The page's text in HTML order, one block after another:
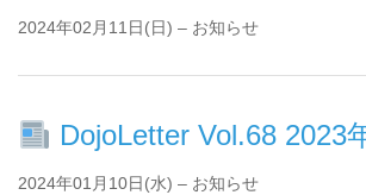
2024年02月11日(日) – お知らせ
DojoLetter Vol.68 2023
2024年01月10日(水) – お知らせ